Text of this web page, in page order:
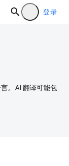
登录
。AI 翻译可能包